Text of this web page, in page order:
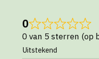
0
0 van 5 sterren (op
Uitstekend